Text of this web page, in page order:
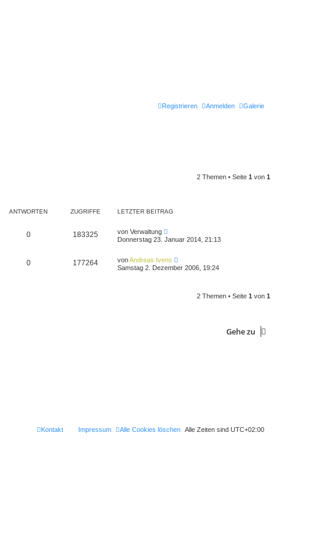
Galerie
Anmelden
Registrieren
2 Themen • Seite 1 von 1
ANTWORTEN ZUGRIFFE LETZTER BEITRAG
0 183325 von Verwaltung
Donnerstag 23. Januar 2014, 21:13
0 177264 vonAndreas Ivens
Samstag 2. Dezember 2006, 19:24
2 Themen • Seite 1 von 1
Gehe zu
Alle Zeiten sind UTC+02:00
Alle Cookies löschen
Impressum
Kontakt